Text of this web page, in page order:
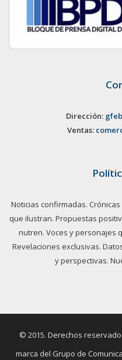
Dirección:
Ventas:
Noticias confirmadas.
que ilustran. Propuestas
nutren. Voces y personajes
Revelaciones exclusivas.
y perspectivas.
© 2015. Derechos
marca del Grupo de